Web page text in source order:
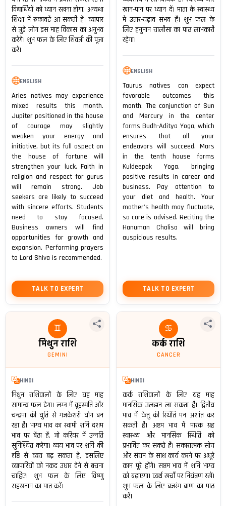
विद्यार्थियों को ध्यान रखना होगा, अन्यथा
शिक्षा में रुकावटें आ सकती हैं। व्यापार
से जुड़े लोग इस माह विकास का अनुभव
करेंगे। शुभ फल के लिए शिवजी की पूजा
करें।
ENGLISH
Aries natives may experience
mixed results this month.
Jupiter positioned in the house
of courage may slightly
weaken your energy and
initiative, but its full aspect on
the house of fortune will
strengthen your luck. Faith in
religion and respect for gurus
will remain strong. Job
seekers are likely to succeed
with sincere efforts. Students
need to stay focused.
Business owners will find
opportunities for growth and
expansion. Performing prayers
to Lord Shiva is recommended.
TALK TO EXPERT
खान-पान पर ध्यान दें। माता के स्वास्थ्य
में उतार-चढ़ाव संभव है। शुभ फल के
लिए हनुमान चालीसा का पाठ लाभकारी
रहेगा।
ENGLISH
Taurus natives can expect
favorable outcomes this
month. The conjunction of Sun
and Mercury in the center
forms Budh-Aditya Yoga, which
ensures that all your
endeavors will succeed. Mars
in the tenth house forms
Kuldeepak Yoga, bringing
positive results in career and
business. Pay attention to
your diet and health. Your
mother’s health may fluctuate,
so care is advised. Reciting the
Hanuman Chalisa will bring
auspicious results.
TALK TO EXPERT
♊
मिथुन राशि
GEMINI
HINDI
मिथुन राशिवालों के लिए यह माह
सामान्य फल देगा। लग्न में वृहस्पति और
चन्द्रमा की युति से गजकेशरी योग बन
रहा है। भाग्य भाव का स्वामी शनि दशम
भाव पर बैठा है, जो करियर में उन्नति
सुनिश्चित करेगा। व्यय भाव पर शनि की
दृष्टि से व्यय बढ़ सकता है, इसलिए
व्यापारियों को नकद उधार देने से बचना
चाहिए। शुभ फल के लिए विष्णु
सहस्रनाम का पाठ करें।
♋
कर्क राशि
CANCER
HINDI
कर्क राशिवालों के लिए यह माह
मानसिक उलझन ला सकता है। द्वितीय
भाव में केतु की स्थिति मन अशांत कर
सकती है। अष्टम भाव में मारक ग्रह
स्वास्थ्य और मानसिक स्थिति को
प्रभावित कर सकते हैं। सकारात्मक सोच
और संयम के साथ कार्य करने पर अधूरे
काम पूरे होंगे। सप्तम भाव में शनि भाग्य
को बढ़ाएगा। व्यर्थ खर्चों पर नियंत्रण रखें।
शुभ फल के लिए बजरंग बाण का पाठ
करें।